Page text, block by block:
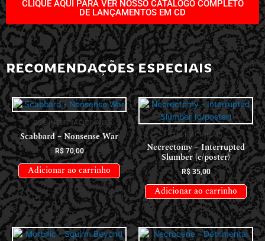
CLIQUE AQUI PARA VER NOSSO CATÁLOGO COMPLETO
DE LANÇAMENTOS EM CD
RECOMENDAÇÕES ESPECIAIS
CDS INTERNACIONAIS
Scabbard – Nonsense War
R$70,00
Adicionar ao carrinho
CDS NACIONAIS
Necrectomy – Interrupted
Slumber (c/poster)
R$35,00
Adicionar ao carrinho